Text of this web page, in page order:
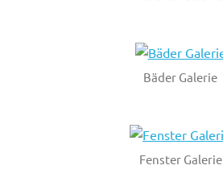
Bäder Galerie
Fenster Galerie